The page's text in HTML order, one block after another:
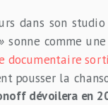
dans son studio
sonne comme
documentaire
pousser la
dévoilera en